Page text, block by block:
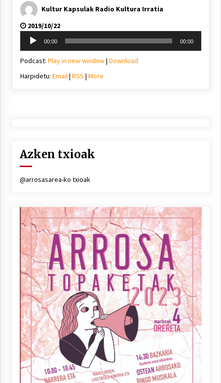
Kultur Kapsulak Radio Kultura Irratia
2019/10/22
Soinu
erreproduzigailua
00:00 00:00
Podcast: Play in new window| Download
Harpidetu: Email| RSS | More
Azken txioak
@arrosasarea-ko txioak